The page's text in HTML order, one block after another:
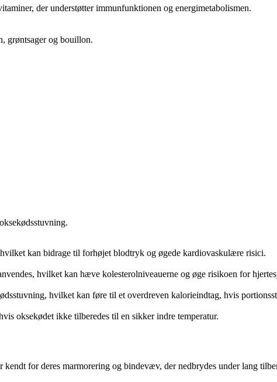
der understøtter immunfunktionen og energimetabolismen.
grøntsager og bouillon.
kan bidrage til forhøjet blodtryk og øgede kardiovaskulære risici.
hvilket kan hæve kolesterolniveauerne og øge risikoen for
hvilket kan føre til et overdreven kalorieindtag, hvis
oksekødet ikke tilberedes til en sikker indre temperatur.
for deres marmorering og bindevæv, der nedbrydes under lang